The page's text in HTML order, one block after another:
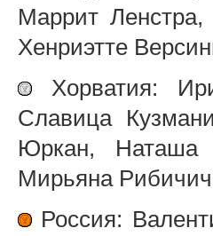
Маррит
Хенриэтте
Хорватия:
Славица
Юркан, Наташа
Мирьяна
Россия: